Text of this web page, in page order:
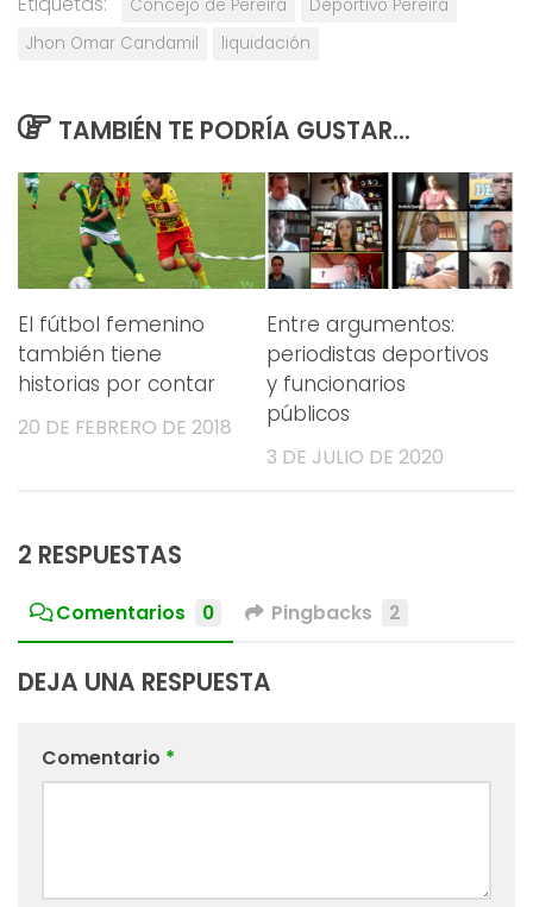
Concejo de Pereira
Deportivo Pereira
Jhon Omar Candamil
liquidación
TAMBIÉN TE PODRÍA GUSTAR...
El fútbol femenino
también tiene
historias por contar
20 DE FEBRERO DE 2018
Entre argumentos:
periodistas deportivos
y funcionarios
públicos
3 DE JULIO DE 2020
2 RESPUESTAS
Comentarios 0 Pingbacks 2
DEJA UNA RESPUESTA
Comentario *